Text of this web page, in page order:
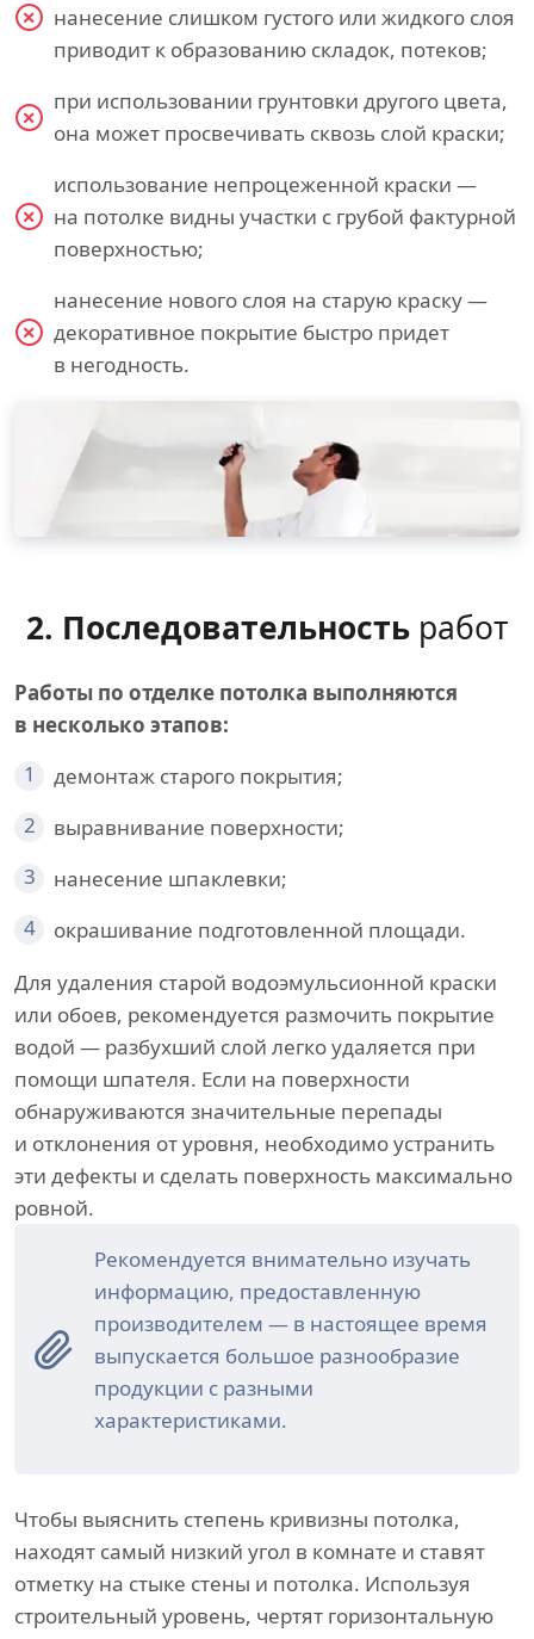
нанесение слишком густого или жидкого слоя
приводит к образованию складок, потеков;
при использовании грунтовки другого цвета,
она может просвечивать сквозь слой краски;
использование непроцеженной краски —
на потолке видны участки с грубой фактурной
поверхностью;
нанесение нового слоя на старую краску —
декоративное покрытие быстро придет
в негодность.
2. Последовательностьработ
Работы по отделке потолка выполняются
в несколько этапов:
1
демонтаж старого покрытия;
2
выравнивание поверхности;
3
нанесение шпаклевки;
4
окрашивание подготовленной площади.
Для удаления старой водоэмульсионной краски
или обоев, рекомендуется размочить покрытие
водой — разбухший слой легко удаляется при
помощи шпателя. Если на поверхности
обнаруживаются значительные перепады
и отклонения от уровня, необходимо устранить
эти дефекты и сделать поверхность максимально
ровной.
Рекомендуется внимательно изучать
информацию, предоставленную
производителем — в настоящее время
выпускается большое разнообразие
продукции с разными
характеристиками.
Чтобы выяснить степень кривизны потолка,
находят самый низкий угол в комнате и ставят
отметку на стыке стены и потолка. Используя
строительный уровень, чертят горизонтальную